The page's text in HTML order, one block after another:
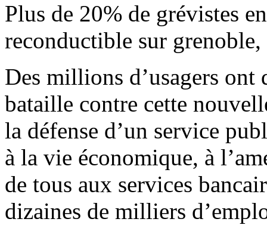
Plus de 20% de grévistes
reconductible sur grenoble,
Des millions d’usagers ont
bataille contre cette
la défense d’un service
à la vie économique, à
de tous aux services
dizaines de milliers